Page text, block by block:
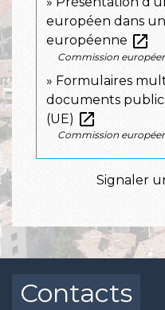
européen dans
européenne open_in_new
Commission
Formulaires
documents
(UE) open_in_new
Commission
Signaler
Contacts